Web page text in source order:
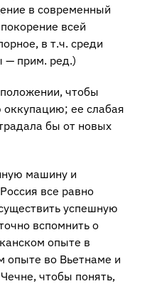
в современный
всей
в т.ч. среди
— прим. ред.)
чтобы
ее слабая
бы от новых
машину и
все равно
успешную
вспомнить о
опыте в
опыте во Вьетнаме и
чтобы понять,